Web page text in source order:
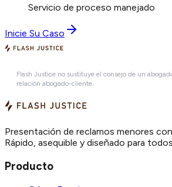
Servicio de proceso manejado
Inicie Su Caso
Flash Justice no sustituye el consejo de un
relación abogado-cliente.
Presentación de reclamos menores
Rápido, asequible y diseñado para
Producto